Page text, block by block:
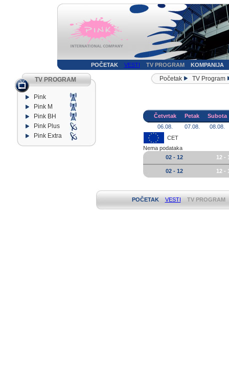
POČETAK VESTI TV PROGRAM KOMPANIJA
TV PROGRAM
Pink
Pink M
Pink BH
Pink Plus
Pink Extra
Početak TV Program
Četvrtak Petak
Subota
06.08.
07.08.
08.08.
CET
Nema podataka
02 - 12
12 -
02 - 12 12 -
POČETAK VESTI TV PROGRAM